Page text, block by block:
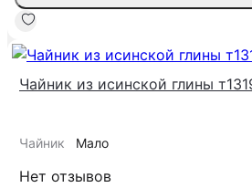
Чайник из исинской глины
Чайник Мало
Нет отзывов